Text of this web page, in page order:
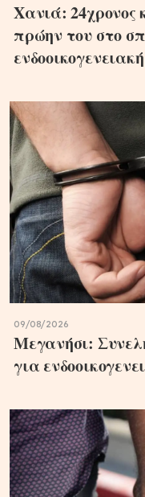
Χανιά: 24χρονος
πρώην του στο
09/08/2026
Μεγανήσι:
για